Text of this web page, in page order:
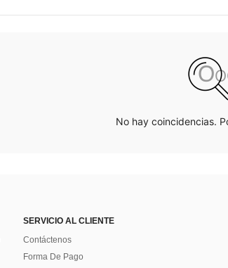
No hay coincidencias.
SERVICIO AL CLIENTE
Contáctenos
Forma De Pago